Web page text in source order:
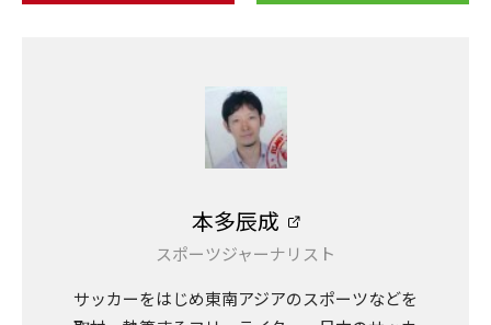
本多辰成
スポーツジャーナリスト
サッカーをはじめ東南アジアのスポーツなどを